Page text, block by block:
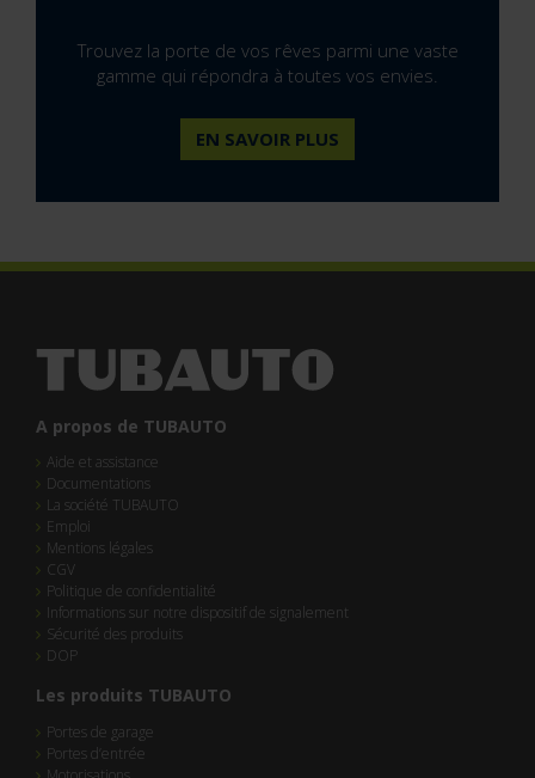
Trouvez la porte de vos rêves parmi une vaste
gamme qui répondra à toutes vos envies.
EN SAVOIR PLUS
A propos de TUBAUTO
Aide et assistance
Documentations
La société TUBAUTO
Emploi
Mentions légales
CGV
Politique de confidentialité
Informations sur notre dispositif de signalement
Sécurité des produits
DOP
Les produits TUBAUTO
Portes de garage
Portes d’entrée